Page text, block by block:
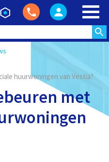
huurwoningen van Vestia?
met